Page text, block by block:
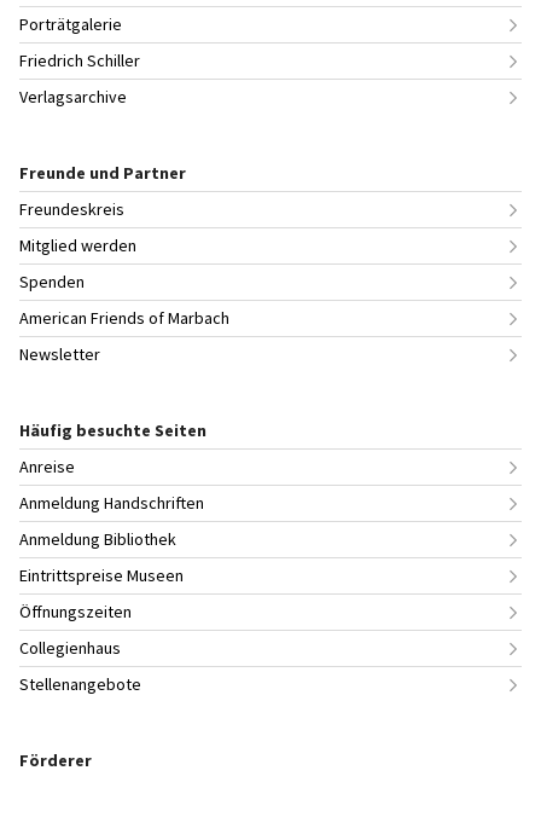
Porträtgalerie
Friedrich Schiller
Verlagsarchive
Freunde und Partner
Freundeskreis
Mitglied werden
Spenden
American Friends of Marbach
Newsletter
Häufig besuchte Seiten
Anreise
Anmeldung Handschriften
Anmeldung Bibliothek
Eintrittspreise Museen
Öffnungszeiten
Collegienhaus
Stellenangebote
Förderer